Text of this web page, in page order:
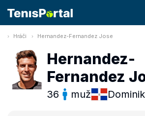
Hráči Hernandez-Fernandez Jose
Hernandez-
Fernandez
36 muž